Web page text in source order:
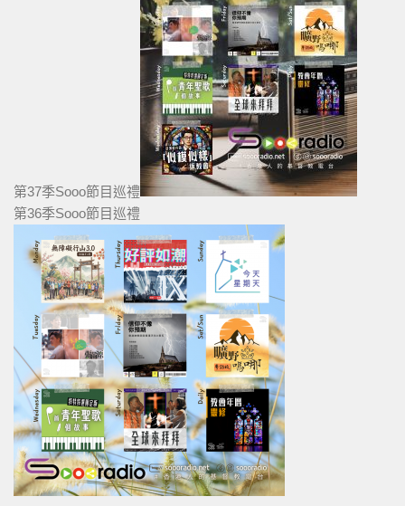
第37季Sooo節目巡禮
第36季Sooo節目巡禮